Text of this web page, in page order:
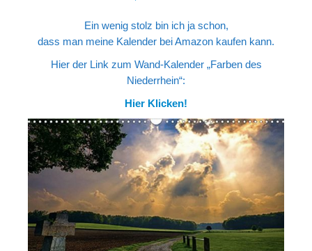
Wettbewerb
Meine Kalender
Stefan´s EduPortal
Ein wenig stolz bin ich ja schon,
dass man meine Kalender bei Amazon kaufen kann.
Hier der Link zum Wand-Kalender „Farben des
Niederrhein“:
Hier Klicken!